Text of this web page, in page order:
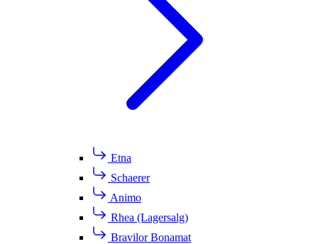
Etna
Schaerer
Animo
Rhea (Lagersalg)
Bravilor Bonamat